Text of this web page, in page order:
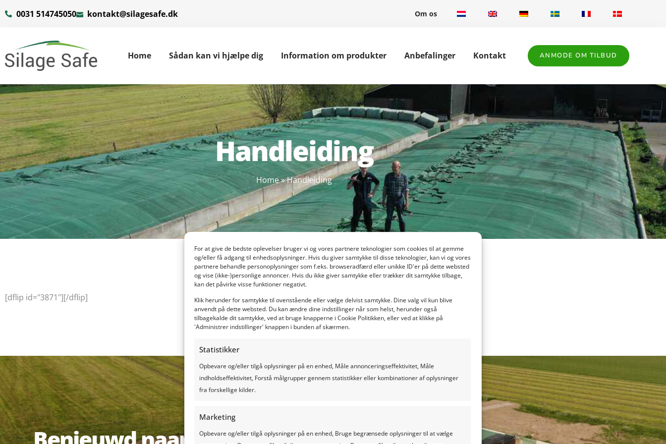
For at give de bedste oplevelser bruger vi og vores partnere teknologier som cookies til at gemme
og/eller få adgang til enhedsoplysninger. Hvis du giver samtykke til disse teknologier, kan vi og vores
partnere behandle personoplysninger som f.eks. browseradfærd eller unikke ID'er på dette websted
og vise (ikke-)personlige annoncer. Hvis du ikke giver samtykke eller trækker dit samtykke tilbage,
kan det påvirke visse funktioner negativt.
Klik herunder for samtykke til ovenstående eller vælge delvist samtykke. Dine valg vil kun blive
anvendt på dette websted. Du kan ændre dine indstillinger når som helst, herunder også
tilbagekalde dit samtykke, ved at bruge knapperne i Cookie Politikken, eller ved at klikke på
'Administrer indstillinger' knappen i bunden af skærmen.
Statistikker
Opbevare og/eller tilgå oplysninger på en enhed, Måle annonceringseffektivitet, Måle
indholdseffektivitet, Forstå målgrupper gennem statistikker eller kombinationer af oplysninger
fra forskellige kilder.
Marketing
Opbevare og/eller tilgå oplysninger på en enhed, Bruge begrænsede oplysninger til at vælge
0031 514745050 kontakt@silagesafe.dk Om os
Home Sådan kan vi hjælpe dig Information om produkter Anbefalinger Kontakt ANMODE OM TILBUD
Handleiding
Home»Handleiding
[dflip id="3871"][/dflip]